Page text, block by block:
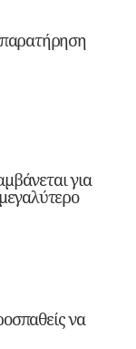
παρατήρηση
για
να